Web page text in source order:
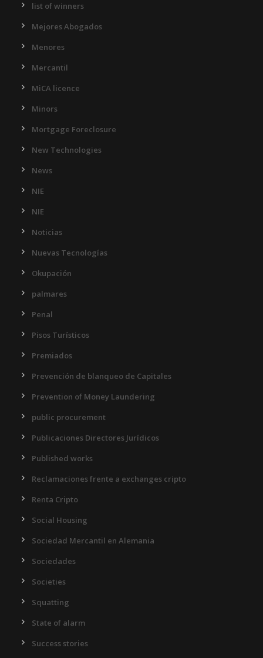
list of winners
Mejores Abogados
Menores
Mercantil
MiCA licence
Minors
Mortgage Foreclosure
New Technologies
News
NIE
NIE
Noticias
Nuevas Tecnologías
Okupación
palmares
Penal
Pisos Turísticos
Premiados
Prevención de blanqueo de Capitales
Prevention of Money Laundering
public procurement
Publicaciones Directores Jurídicos
Published works
Reclamaciones frente a exchanges cripto
Renta Cripto
Social Housing
Sociedad Mercantil en Alemania
Sociedades
Societies
Squatting
State of alarm
Success stories